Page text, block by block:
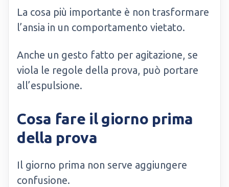
La cosa più importante è non trasformare
l’ansia in un comportamento vietato.
Anche un gesto fatto per agitazione, se
viola le regole della prova, può portare
all’espulsione.
Cosa fare il giorno prima
della prova
Il giorno prima non serve aggiungere
confusione.